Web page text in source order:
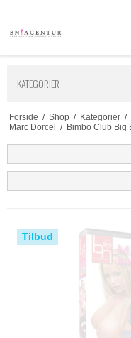
KATEGORIER
Forside / Shop / Kategorier /
Marc Dorcel
/ Bimbo Club Big
Tilbud